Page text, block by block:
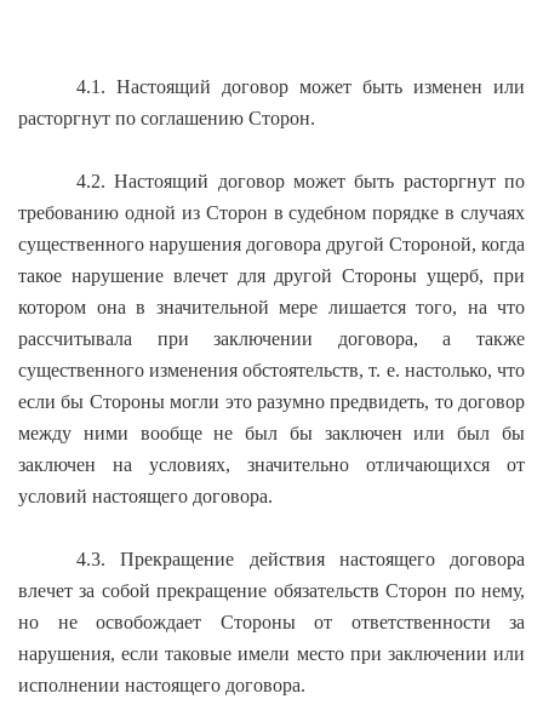
4.1. Настоящий договор может быть изменен или
расторгнут по соглашению Сторон.
4.2. Настоящий договор может быть расторгнут по
требованию одной из Сторон в судебном порядке в случаях
существенного нарушения договора другой Стороной, когда
такое нарушение влечет для другой Стороны ущерб, при
котором она в значительной мере лишается того, на что
рассчитывала при заключении договора, а также
существенного изменения обстоятельств, т. е. настолько, что
если бы Стороны могли это разумно предвидеть, то договор
между ними вообще не был бы заключен или был бы
заключен на условиях, значительно отличающихся от
условий настоящего договора.
4.3. Прекращение действия настоящего договора
влечет за собой прекращение обязательств Сторон по нему,
но не освобождает Стороны от ответственности за
нарушения, если таковые имели место при заключении или
исполнении настоящего договора.